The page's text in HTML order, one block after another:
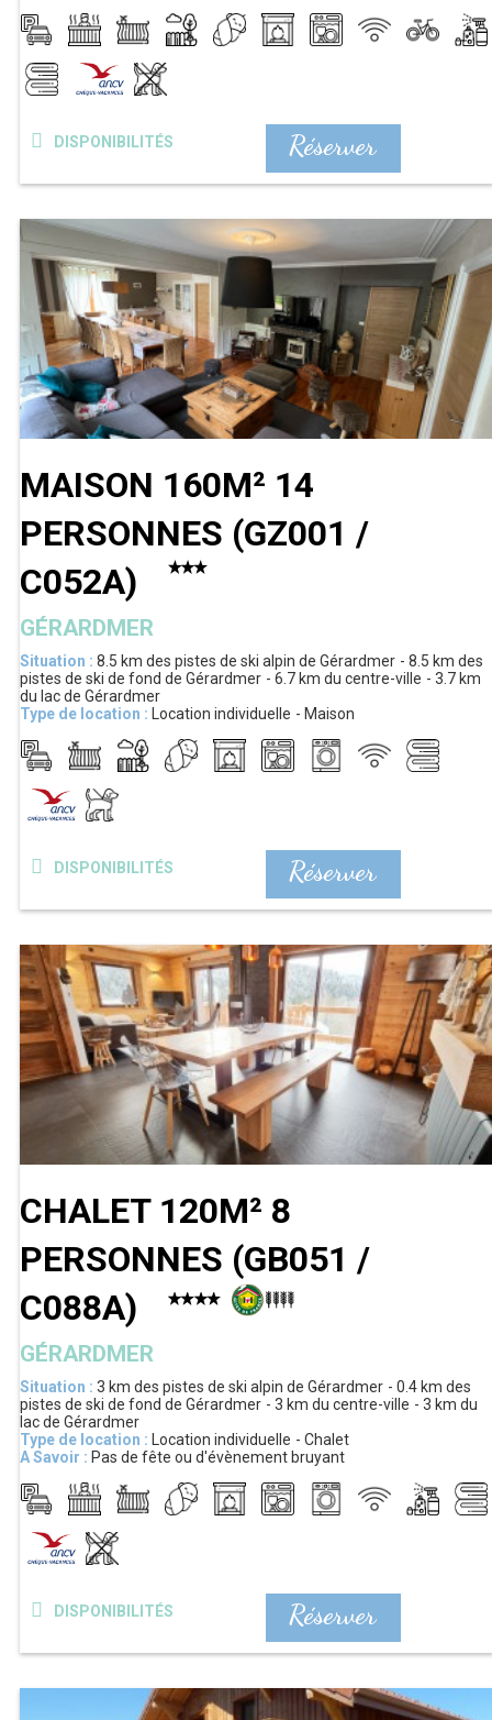
Réserver
DISPONIBILITÉS
MAISON 160M² 14
PERSONNES (GZ001 /
C052A)
GÉRARDMER
Situation : 8.5 km des pistes de ski alpin de Gérardmer 8.5 km des
pistes de ski de fond de Gérardmer
6.7 km du centre-ville
3.7 km
du lac de Gérardmer
Type de location : Location individuelle Maison
Réserver
DISPONIBILITÉS
CHALET 120M² 8
PERSONNES (GB051 /
C088A)
GÉRARDMER
Situation : 3 km des pistes de ski alpin de Gérardmer 0.4 km des
pistes de ski de fond de Gérardmer
3 km du centre-ville 3 km du
lac de Gérardmer
Type de location : Location individuelle
Chalet
A Savoir : Pas de fête ou d'évènement bruyant
Réserver
DISPONIBILITÉS